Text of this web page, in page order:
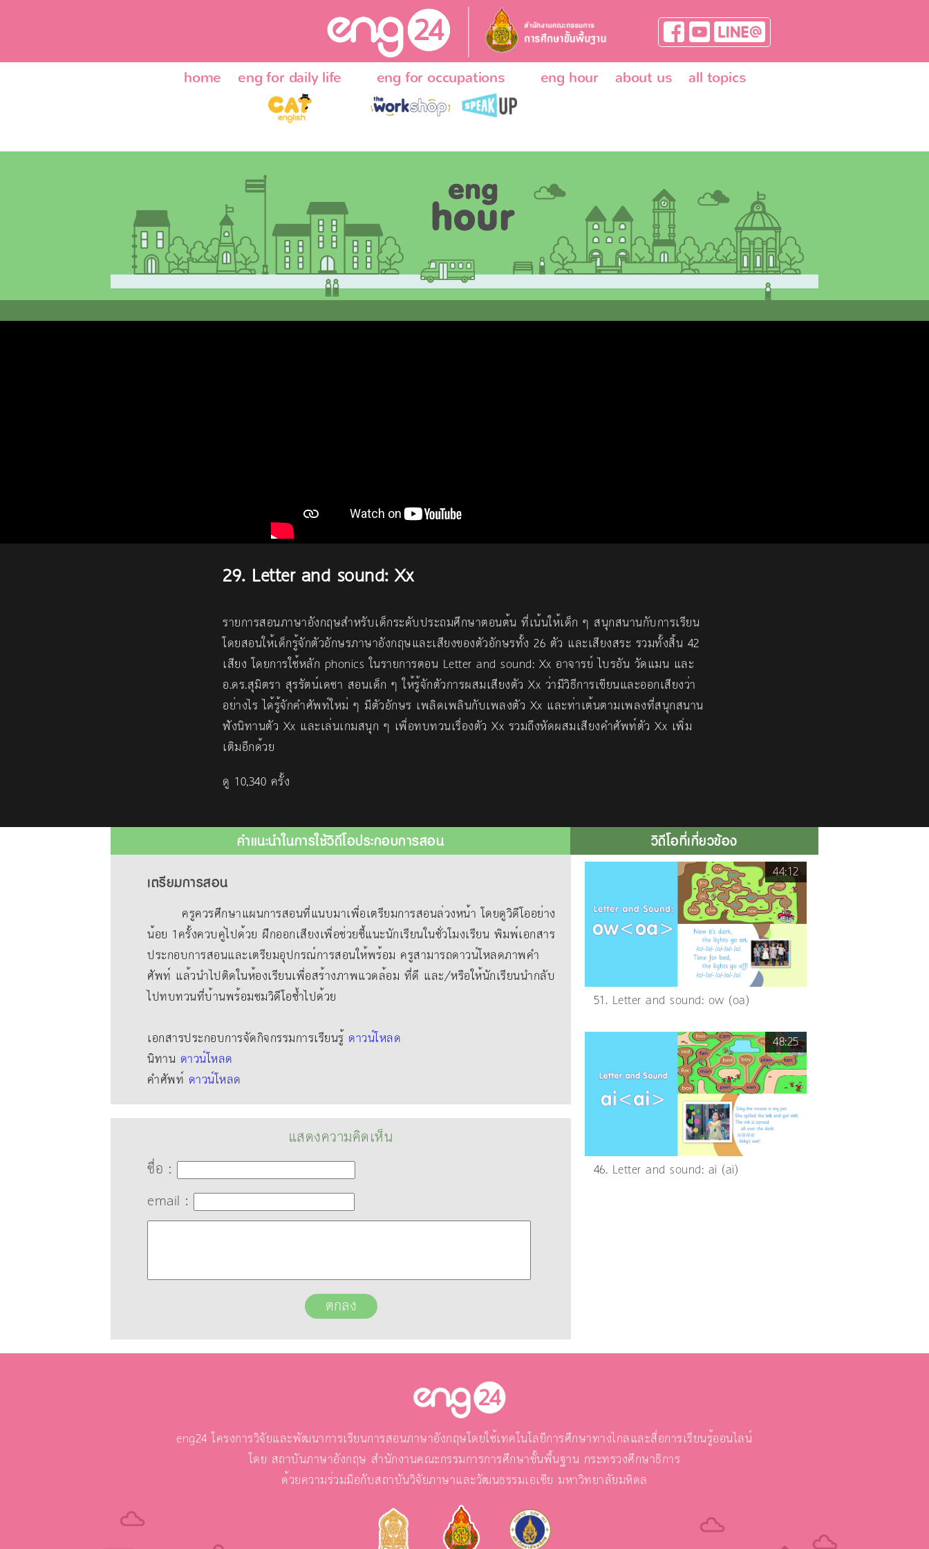
home eng for daily life eng for occupations eng hour about us all topics
29. Letter and sound: Xx
รายการสอนภาษาอังกฤษสำหรับเด็กระดับประถมศึกษาตอนต้น ที่เน้นให้เด็ก ๆ สนุกสนานกับการเรียน
โดยสอนให้เด็กรู้จักตัวอักษรภาษาอังกฤษและเสียงของตัวอักษรทั้ง 26 ตัว และเสียงสระ รวมทั้งสิ้น 42
เสียง โดยการใช้หลัก phonics ในรายการตอน Letter and sound: Xx อาจารย์ ไบรอัน วัดแมน และ
อ.ดร.สุมิตรา สุรรัตน์เดชา สอนเด็ก ๆ ให้รู้จักตัวการผสมเสียงตัว Xx ว่ามีวิธีการเขียนและออกเสียงว่า
อย่างไร ได้รู้จักคำศัพท์ใหม่ ๆ มีตัวอักษร เพลิดเพลินกับเพลงตัว Xx และท่าเต้นตามเพลงที่สนุกสนาน
ฟังนิทานตัว Xx และเล่นเกมสนุก ๆ เพื่อทบทวนเรื่องตัว Xx รวมถึงหัดผสมเสียงคำศัพท์ตัว Xx เพิ่ม
เติมอีกด้วย
ดู 10,340 ครั้ง
คำแนะนำในการใช้วิดีโอประกอบการสอน
เตรียมการสอน
ครูควรศึกษาแผนการสอนที่แนบมาเพื่อเตรียมการสอนล่วงหน้า โดยดูวิดีโออย่าง
น้อย 1ครั้งควบคู่ไปด้วย ฝึกออกเสียงเพื่อช่วยชี้แนะนักเรียนในชั่วโมงเรียน พิมพ์เอกสาร
ประกอบการสอนและเตรียมอุปกรณ์การสอนให้พร้อม ครูสามารถดาวน์โหลดภาพคํา
ศัพท์ แล้วนําไปติดในห้องเรียนเพื่อสร้างภาพแวดล้อม ที่ดี และ/หรือให้นักเรียนนํากลับ
ไปทบทวนที่บ้านพร้อมชมวิดีโอซ้ำไปด้วย
เอกสารประกอบการจัดกิจกรรมการเรียนรู้ ดาวน์โหลด
นิทาน ดาวน์โหลด
คำศัพท์ ดาวน์โหลด
แสดงความคิดเห็น
ชื่อ :
email :
วิดีโอที่เกี่ยวข้อง
44:12
51. Letter and sound: ow (oa)
48:25
46. Letter and sound: ai (ai)
eng24 โครงการวิจัยและพัฒนาการเรียนการสอนภาษาอังกฤษโดยใช้เทคโนโลยีการศึกษาทางไกลและสื่อการเรียนรู้ออนไลน์
โดย สถาบันภาษาอังกฤษ สำนักงานคณะกรรมการการศึกษาขั้นพื้นฐาน กระทรวงศึกษาธิการ
ด้วยความร่วมมือกับสถาบันวิจัยภาษาและวัฒนธรรมเอเชีย มหาวิทยาลัยมหิดล